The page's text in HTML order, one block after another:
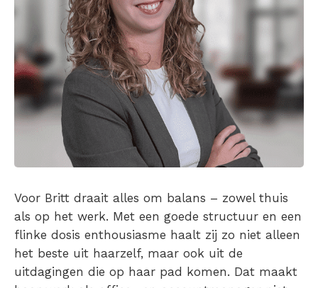
Voor Britt draait alles om balans – zowel thuis
als op het werk. Met een goede structuur en een
flinke dosis enthousiasme haalt zij zo niet alleen
het beste uit haarzelf, maar ook uit de
uitdagingen die op haar pad komen. Dat maakt